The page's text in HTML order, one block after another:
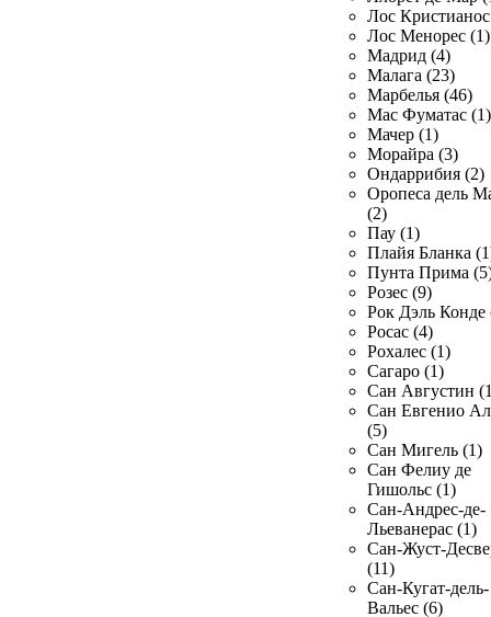
Лос
Лос Менорес (1)
Мадрид (4)
Малага (23)
Марбелья (46)
Мас Фуматас (1)
Мачер (1)
Морайра (3)
Ондаррибия (2)
Оропеса дель
(2)
Пау (1)
Плайя Бланка
Пунта Прима
Розес (9)
Рок Дэль Конде
Росас (4)
Рохалес (1)
Сагаро (1)
Сан Августин
Сан Евгенио
(5)
Сан Мигель (1)
Сан Фелиу де
Гишольс (1)
Сан-Андрес-де-
Льеванерас (1)
Сан-Жуст-
(11)
Сан-Кугат-дель-
Вальес (6)